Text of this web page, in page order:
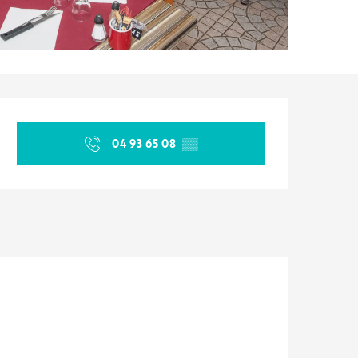
et coordonnées
04 93 65 08 ▒▒